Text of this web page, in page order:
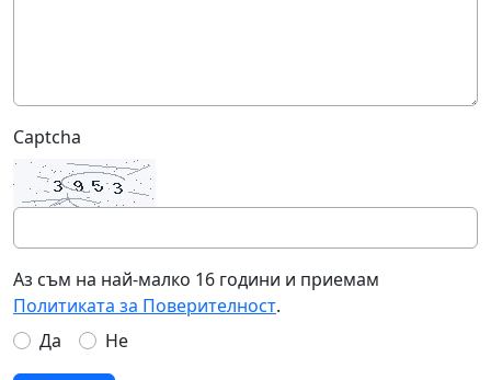
Captcha
Аз съм на най-малко 16 години и приемам
Политиката за Поверителност.
Да
Не